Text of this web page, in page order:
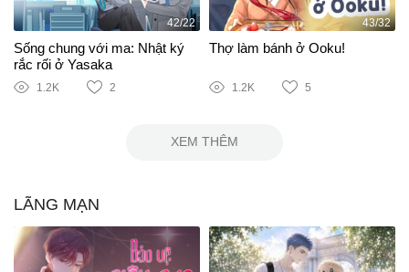
42/22
Sống chung với ma: Nhật ký
rắc rối ở Yasaka
1.2K 2
43/32
Thợ làm bánh ở Ooku!
1.2K 5
XEM THÊM
LÃNG MẠN